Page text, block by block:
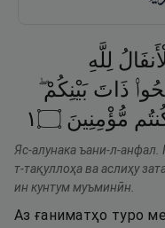
لِلَّهِ
ذَاتَ بَيْنِكُمْ ۖ
مُّؤْمِنِينَ ۝١
Яс-алунака ъани-л-
т-тақуллоҳа ва аслиҳу
ин кунтум муъминӣн.
Аз ғаниматҳо туро